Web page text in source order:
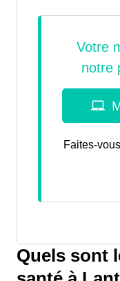
Faites-
Quels sont